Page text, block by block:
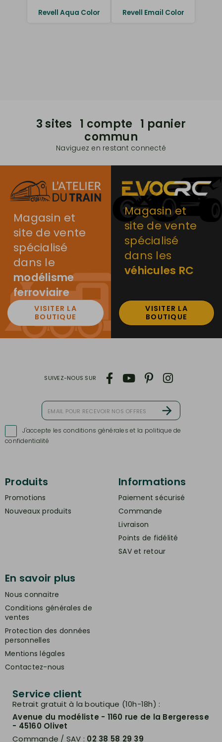
Revell Aqua Color Revell Email Color
3 sites 1 compte 1 panier
commun
Naviguez en restant connecté
Magasin et
site de vente
spécialisé
dans le
modélisme
ferroviaire
VISITER LA
BOUTIQUE
Magasin et
site de vente
spécialisé
dans les
véhicules RC
VISITER LA
BOUTIQUE
J'accepte les conditions générales et la politique de
confidentialité
SUIVEZ-NOUS SUR
Produits
Promotions
Nouveaux produits
Informations
Paiement sécurisé
Commande
Livraison
Points de fidélité
SAV et retour
En savoir plus
Nous connaitre
Conditions générales de
ventes
Protection des données
personnelles
Mentions légales
Contactez-nous
Service client
Retrait gratuit à la boutique (10h-18h) :
Avenue du modéliste - 1160 rue de la Bergeresse
- 45160 Olivet
Commande / SAV : 02 38 58 29 39